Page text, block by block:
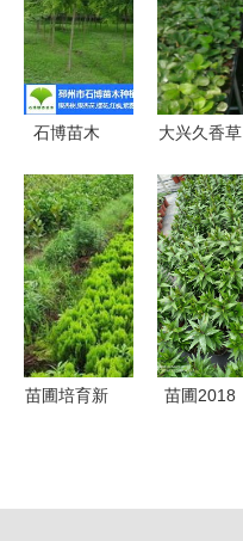
石博苗木
杏树基地，
专注苗圃培
育与销售
大兴久香草
格解析 苗
圃培育与市
场销售的全
面指南
苗圃培育新
苗圃2018